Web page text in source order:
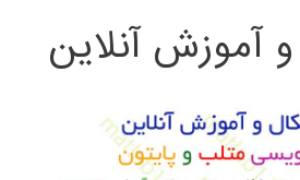
آموزش آنلاین